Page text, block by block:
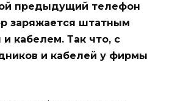
предыдущий телефон
заряжается штатным
кабелем. Так что, с
и кабелей у фирмы